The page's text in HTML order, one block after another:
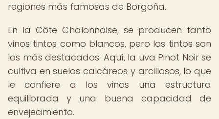
regiones más famosas de Borgoña.
En la Côte Chalonnaise, se producen tanto
vinos tintos como blancos, pero los tintos son
los más destacados. Aquí, la uva Pinot Noir se
cultiva en suelos calcáreos y arcillosos, lo que
le confiere a los vinos una estructura
equilibrada y una buena capacidad de
envejecimiento.